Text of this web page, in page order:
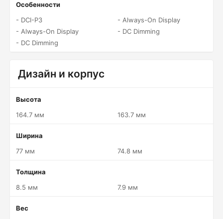
Особенности
- DCI-P3
- Always-On Display
- DC Dimming
- Always-On Display
- DC Dimming
Дизайн и корпус
Высота
164.7 мм
163.7 мм
Ширина
77 мм
74.8 мм
Толщина
8.5 мм
7.9 мм
Вес